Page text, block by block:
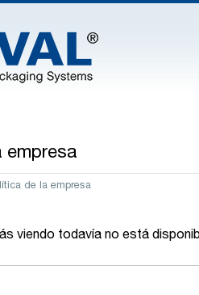
empresa
de la empresa
viendo todavía no está